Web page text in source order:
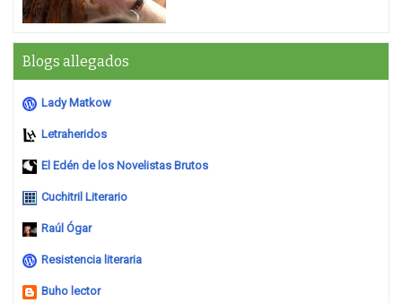
Blogs allegados
Lady Matkow
Letraheridos
El Edén de los Novelistas Brutos
Cuchitril Literario
Raúl Ógar
Resistencia literaria
Buho lector